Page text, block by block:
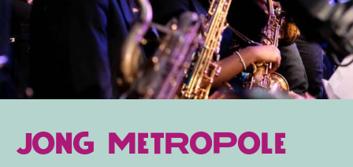
jong metropole